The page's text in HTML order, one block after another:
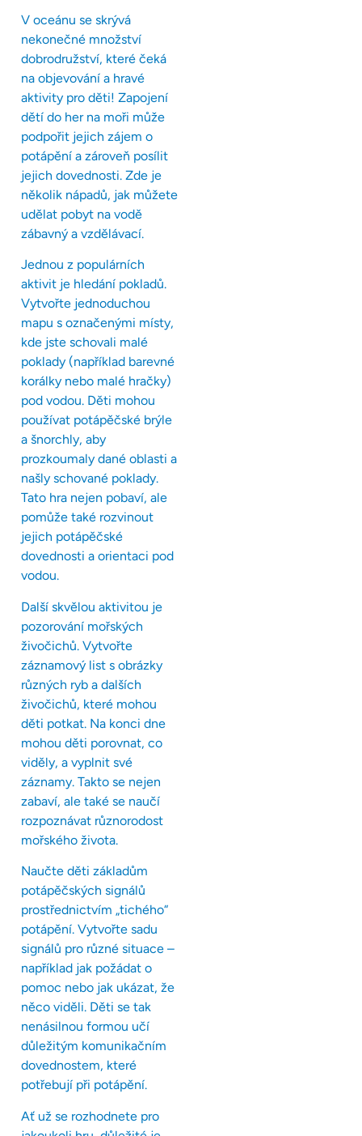
V oceánu se skrývá
nekonečné množství
dobrodružství, které čeká
na objevování a hravé
aktivity pro děti! Zapojení
dětí do her na moři může
podpořit jejich zájem o
potápění a zároveň posílit
jejich dovednosti. Zde je
několik nápadů, jak můžete
udělat pobyt na vodě
zábavný a vzdělávací.
Jednou z populárních
aktivit je hledání pokladů.
Vytvořte jednoduchou
mapu s označenými místy,
kde jste schovali malé
poklady (například barevné
korálky nebo malé hračky)
pod vodou. Děti mohou
používat potápěčské brýle
a šnorchly, aby
prozkoumaly dané oblasti a
našly schované poklady.
Tato hra nejen pobaví, ale
pomůže také rozvinout
jejich potápěčské
dovednosti a orientaci pod
vodou.
Další skvělou aktivitou je
pozorování mořských
živočichů. Vytvořte
záznamový list s obrázky
různých ryb a dalších
živočichů, které mohou
děti potkat. Na konci dne
mohou děti porovnat, co
viděly, a vyplnit své
záznamy. Takto se nejen
zabaví, ale také se naučí
rozpoznávat různorodost
mořského života.
Naučte děti základům
potápěčských signálů
prostřednictvím „tichého“
potápění. Vytvořte sadu
signálů pro různé situace –
například jak požádat o
pomoc nebo jak ukázat, že
něco viděli. Děti se tak
nenásilnou formou učí
důležitým komunikačním
dovednostem, které
potřebují při potápění.
Ať už se rozhodnete pro